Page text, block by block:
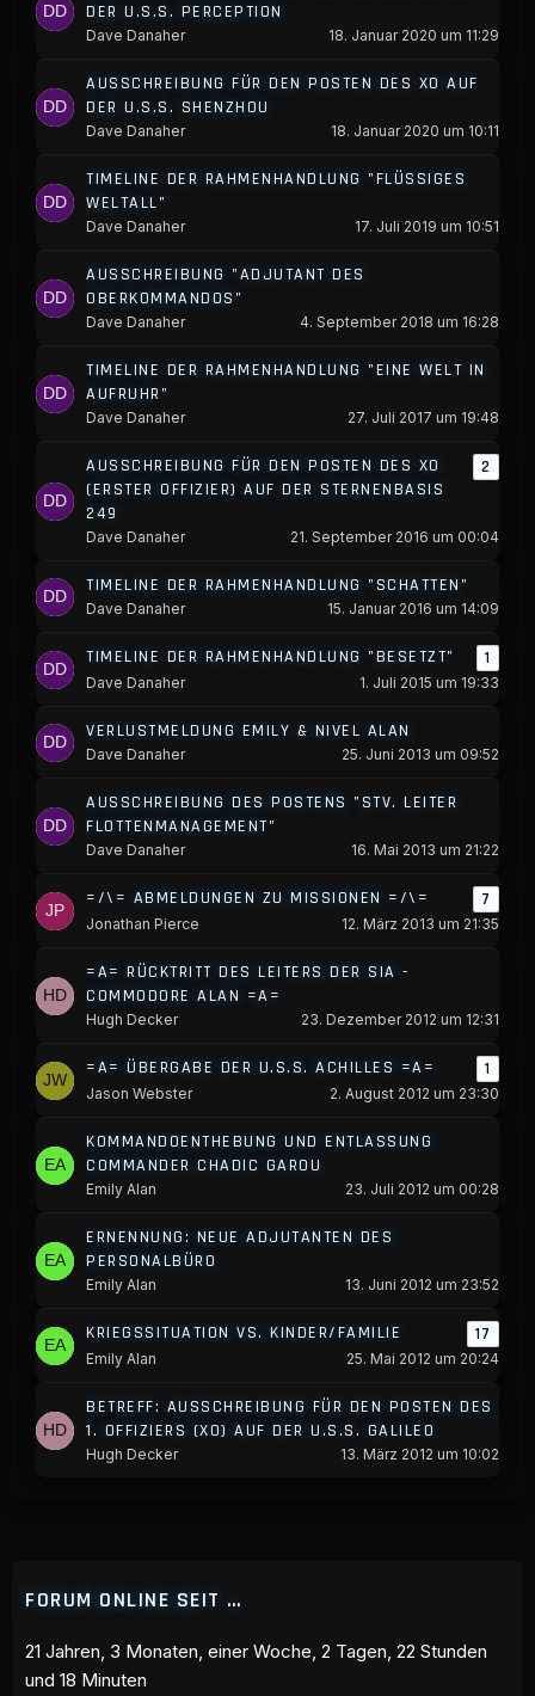
DER U.S.S. PERCEPTION
Dave Danaher 18. Januar 2020 um 11:29
AUSSCHREIBUNG FÜR DEN POSTEN DES XO AUF
DER U.S.S. SHENZHOU
Dave Danaher 18. Januar 2020 um 10:11
TIMELINE DER RAHMENHANDLUNG "FLÜSSIGES
WELTALL"
Dave Danaher 17. Juli 2019 um 10:51
AUSSCHREIBUNG "ADJUTANT DES
OBERKOMMANDOS"
Dave Danaher 4. September 2018 um 16:28
TIMELINE DER RAHMENHANDLUNG "EINE WELT IN
AUFRUHR"
Dave Danaher 27. Juli 2017 um 19:48
AUSSCHREIBUNG FÜR DEN POSTEN DES XO
(ERSTER OFFIZIER) AUF DER STERNENBASIS
249
2
Dave Danaher 21. September 2016 um 00:04
TIMELINE DER RAHMENHANDLUNG "SCHATTEN"
Dave Danaher 15. Januar 2016 um 14:09
TIMELINE DER RAHMENHANDLUNG "BESETZT" 1
Dave Danaher 1. Juli 2015 um 19:33
VERLUSTMELDUNG EMILY & NIVEL ALAN
Dave Danaher 25. Juni 2013 um 09:52
AUSSCHREIBUNG DES POSTENS "STV. LEITER
FLOTTENMANAGEMENT"
Dave Danaher 16. Mai 2013 um 21:22
=/\= ABMELDUNGEN ZU MISSIONEN =/\= 7
Jonathan Pierce 12. März 2013 um 21:35
=A= RÜCKTRITT DES LEITERS DER SIA -
COMMODORE ALAN =A=
Hugh Decker 23. Dezember 2012 um 12:31
=A= ÜBERGABE DER U.S.S. ACHILLES =A= 1
Jason Webster 2. August 2012 um 23:30
KOMMANDOENTHEBUNG UND ENTLASSUNG
COMMANDER CHADIC GAROU
Emily Alan 23. Juli 2012 um 00:28
ERNENNUNG: NEUE ADJUTANTEN DES
PERSONALBÜRO
Emily Alan 13. Juni 2012 um 23:52
KRIEGSSITUATION VS. KINDER/FAMILIE 17
Emily Alan 25. Mai 2012 um 20:24
BETREFF: AUSSCHREIBUNG FÜR DEN POSTEN DES
1. OFFIZIERS (XO) AUF DER U.S.S. GALILEO
Hugh Decker 13. März 2012 um 10:02
FORUM ONLINE SEIT …
21 Jahren, 3 Monaten, einer Woche, 2 Tagen, 22 Stunden
und 18 Minuten